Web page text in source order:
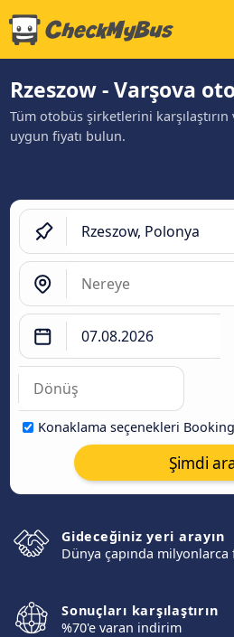
Rzeszow - Varşova
Tüm otobüs şirketlerini karşılaştırın
uygun fiyatı bulun.
Konaklama seçenekleri
Şimdi
Gideceğiniz yeri arayın
Dünya çapında milyonlarca
Sonuçları karşılaştırın
%70'e varan indirim